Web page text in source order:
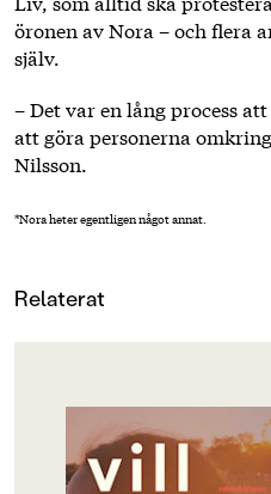
öronen av Nora – och flera
själv.
– Det var en lång process
att göra personerna
Nilsson.
*Nora heter egentligen något annat.
Relaterat
OM BOKEN
Det är jag som är Nora.